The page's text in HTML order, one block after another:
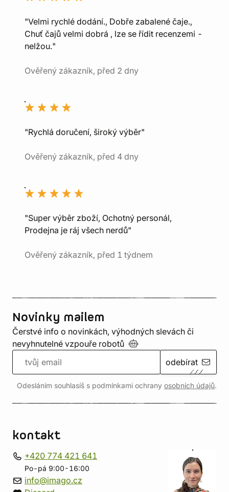
"Velmi rychlé dodání., Dobře zabalené čaje.,
Chuť čajů velmi dobrá , lze se řídit recenzemi -
nelžou."
Ověřený zákazník, před 2 dny
"Rychlá doručení, široký výběr"
Ověřený zákazník, před 4 dny
"Super výběr zboží, Ochotný personál,
Prodejna je ráj všech nerdů"
Ověřený zákazník, před 1 týdnem
Novinky mailem
Čerstvé info o novinkách, výhodných slevách či
nevyhnutelné vzpouře robotů
odebírat
Odesláním souhlasíš s podmínkami ochrany osobních údajů.
kontakt
+420 774 421 641
Po-pá 9:00-16:00
info@imago.cz